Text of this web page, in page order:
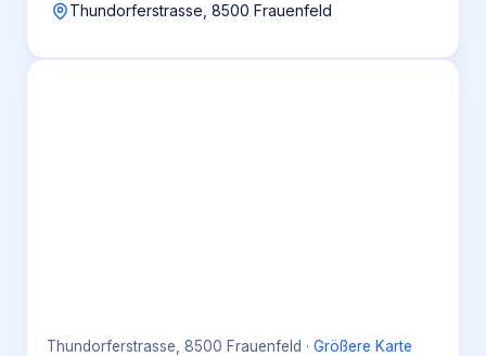
Thundorferstrasse, 8500 Frauenfeld
Thundorferstrasse, 8500 Frauenfeld · Größere Karte